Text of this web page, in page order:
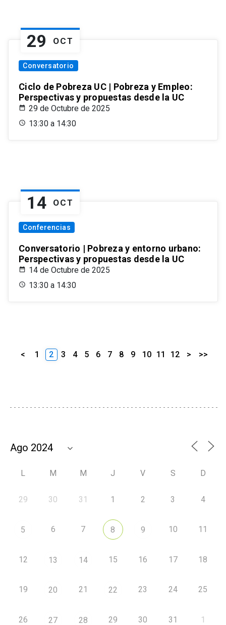
29 OCT
Conversatorio
Ciclo de Pobreza UC | Pobreza y Empleo:
Perspectivas y propuestas desde la UC
29 de Octubre de 2025
13:30 a 14:30
14 OCT
Conferencias
Conversatorio | Pobreza y entorno urbano:
Perspectivas y propuestas desde la UC
14 de Octubre de 2025
13:30 a 14:30
< 1 2 3 4 5 6 7 8 9 10 11 12 > >>
L M M J V S D
29 30 31 1 2 3 4
5 6 7 8 9 10 11
12 13 14 15 16 17 18
19 20 21 22 23 24 25
26 27 28 29 30 31 1